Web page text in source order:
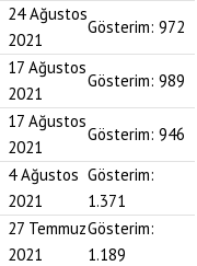
24 Ağustos
2021
Gösterim: 972
17 Ağustos
2021
Gösterim: 989
17 Ağustos
2021
Gösterim: 946
4 Ağustos
2021
Gösterim:
1.371
27 Temmuz
2021
Gösterim:
1.189